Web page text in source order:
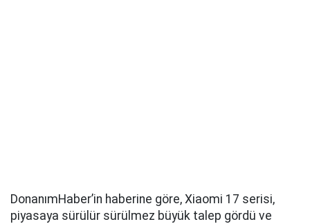
DonanımHaber’in haberine göre, Xiaomi 17 serisi,
piyasaya sürülür sürülmez büyük talep gördü ve